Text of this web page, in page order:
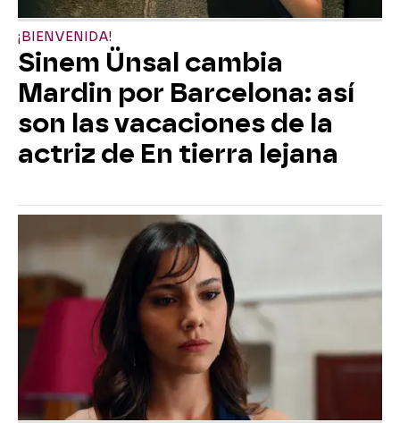
¡BIENVENIDA!
Sinem Ünsal cambia
Mardin por Barcelona: así
son las vacaciones de la
actriz de En tierra lejana